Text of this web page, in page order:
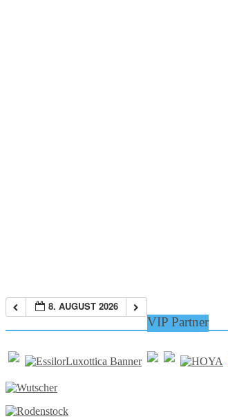
8. AUGUST 2026
VIP Partner